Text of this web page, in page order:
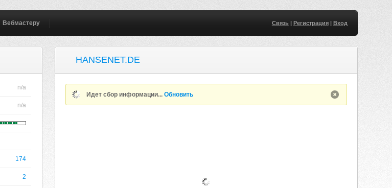
Вебмастеру Связь| Регистрация| Вход
n/a
n/a
174
2
HANSENET.DE
Идет сбор информации...Обновить